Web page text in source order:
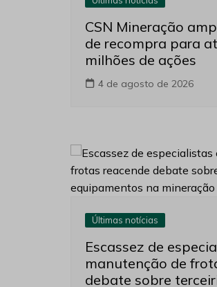
CSN Mineração
de recompra para
milhões de ações
4 de agosto de 2026
Últimas notícias
Escassez de
manutenção de
debate sobre